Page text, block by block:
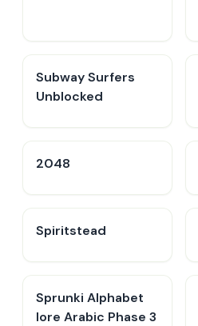
Subway Surfers
Unblocked
2048
Spiritstead
Sprunki Alphabet
lore Arabic Phase 3